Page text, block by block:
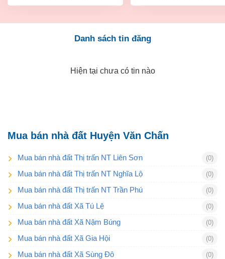
Danh sách tin đăng
Hiện tại chưa có tin nào
Mua bán nhà đất Huyện Văn Chấn
Mua bán nhà đất Thị trấn NT Liên Sơn (0)
Mua bán nhà đất Thị trấn NT Nghĩa Lộ (0)
Mua bán nhà đất Thị trấn NT Trần Phú (0)
Mua bán nhà đất Xã Tú Lệ (0)
Mua bán nhà đất Xã Nậm Búng (0)
Mua bán nhà đất Xã Gia Hội (0)
Mua bán nhà đất Xã Sùng Đô (0)